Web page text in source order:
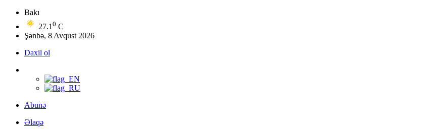
Bakı
27.1 0 C
Şənbə, 8 Avqust 2026
Daxil ol
Abunə
Əlaqə